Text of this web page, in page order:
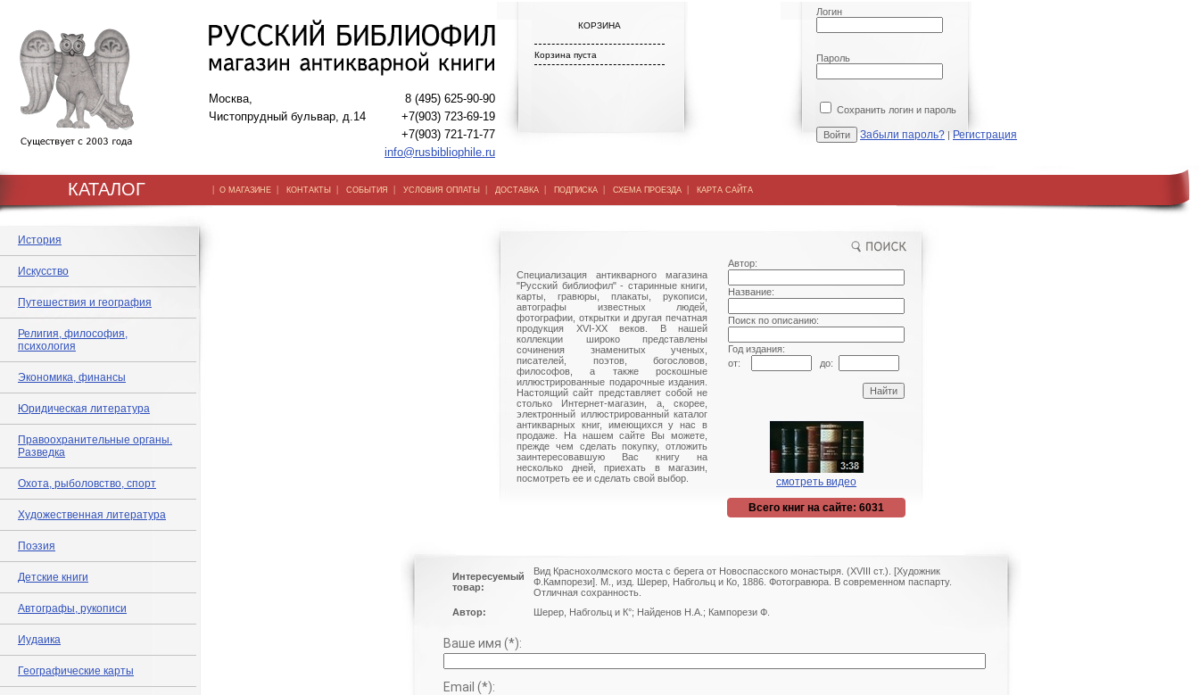
Москва,
Чистопрудный бульвар, д.14
8 (495) 625-90-90
+7(903) 723-69-19
+7(903) 721-71-77
info@rusbibliophile.ru
КОРЗИНА
Корзина пуста
Логин
Пароль
Сохранить логин и пароль
Забыли пароль? | Регистрация
КАТАЛОГ | О МАГАЗИНЕ | КОНТАКТЫ | СОБЫТИЯ | УСЛОВИЯ ОПЛАТЫ | ДОСТАВКА | ПОДПИСКА | СХЕМА ПРОЕЗДА | КАРТА САЙТА
История
Искусство
Путешествия и география
Религия, философия,
психология
Экономика, финансы
Юридическая литература
Правоохранительные органы.
Разведка
Охота, рыболовство, спорт
Художественная литература
Поэзия
Детские книги
Автографы, рукописи
Иудаика
Географические карты
Специализация антикварного магазина
"Русский библиофил" - старинные книги,
карты, гравюры, плакаты, рукописи,
автографы известных людей,
фотографии, открытки и другая печатная
продукция XVI-XX веков. В нашей
коллекции широко представлены
сочинения знаменитых ученых,
писателей, поэтов, богословов,
философов, а также роскошные
иллюстрированные подарочные издания.
Настоящий сайт представляет собой не
столько Интернет-магазин, а, скорее,
электронный иллюстрированный каталог
антикварных книг, имеющихся у нас в
продаже. На нашем сайте Вы можете,
прежде чем сделать покупку, отложить
заинтересовавшую Вас книгу на
несколько дней, приехать в магазин,
посмотреть ее и сделать свой выбор.
Автор:
Название:
Поиск по описанию:
Год издания:
от:
до:
смотреть видео
Всего книг на сайте: 6031
Интересуемый
товар:
Вид Краснохолмского моста с берега от Новоспасского монастыря. (XVIII ст.). [Художник
Ф.Кампорези]. М., изд. Шерер, Набгольц и Ко, 1886. Фотогравюра. В современном паспарту.
Отличная сохранность.
Автор:
Шерер, Набгольц и К°; Найденов Н.А.; Кампорези Ф.
Ваше имя (*):
Email (*):